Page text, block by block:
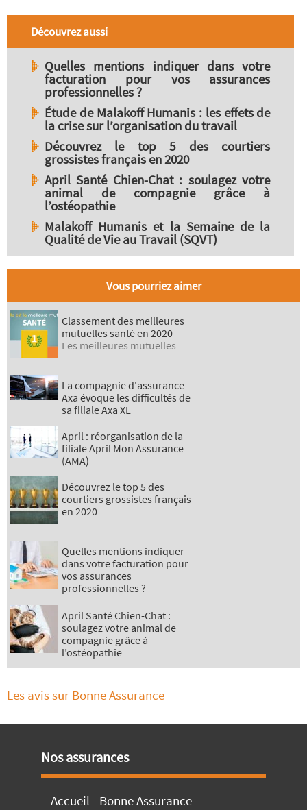
Découvrez aussi
Quelles mentions indiquer dans votre
facturation pour vos assurances
professionnelles ?
Étude de Malakoff Humanis : les effets de
la crise sur l’organisation du travail
Découvrez le top 5 des courtiers
grossistes français en 2020
April Santé Chien-Chat : soulagez votre
animal de compagnie grâce à
l’ostéopathie
Malakoff Humanis et la Semaine de la
Qualité de Vie au Travail (SQVT)
Vous pourriez aimer
Classement des meilleures
mutuelles santé en 2020
Les meilleures mutuelles
La compagnie d'assurance
Axa évoque les difficultés de
sa filiale Axa XL
April : réorganisation de la
filiale April Mon Assurance
(AMA)
Découvrez le top 5 des
courtiers grossistes français
en 2020
Quelles mentions indiquer
dans votre facturation pour
vos assurances
professionnelles ?
April Santé Chien-Chat :
soulagez votre animal de
compagnie grâce à
l’ostéopathie
Les avis sur Bonne Assurance
Nos assurances
Accueil - Bonne Assurance